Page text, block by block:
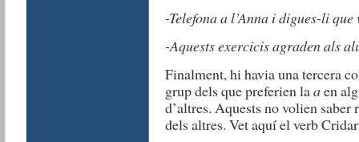
-Telefona a l’Anna i digues-li
-Aquests exercicis agraden als
Finalment, hi havia una tercera
grup dels que preferien laaen
d’altres. Aquests no volien saber
dels altres. Vet aquí el verb